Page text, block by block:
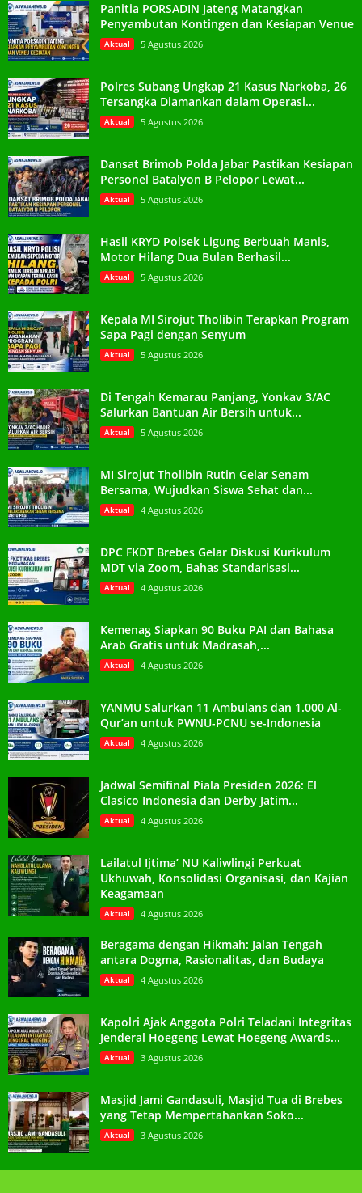
Panitia PORSADIN Jateng Matangkan
Penyambutan Kontingen dan Kesiapan Venue
Aktual 5 Agustus 2026
Polres Subang Ungkap 21 Kasus Narkoba, 26
Tersangka Diamankan dalam Operasi...
Aktual 5 Agustus 2026
Dansat Brimob Polda Jabar Pastikan Kesiapan
Personel Batalyon B Pelopor Lewat...
Aktual 5 Agustus 2026
Hasil KRYD Polsek Ligung Berbuah Manis,
Motor Hilang Dua Bulan Berhasil...
Aktual 5 Agustus 2026
Kepala MI Sirojut Tholibin Terapkan Program
Sapa Pagi dengan Senyum
Aktual 5 Agustus 2026
Di Tengah Kemarau Panjang, Yonkav 3/AC
Salurkan Bantuan Air Bersih untuk...
Aktual 5 Agustus 2026
MI Sirojut Tholibin Rutin Gelar Senam
Bersama, Wujudkan Siswa Sehat dan...
Aktual 4 Agustus 2026
DPC FKDT Brebes Gelar Diskusi Kurikulum
MDT via Zoom, Bahas Standarisasi...
Aktual 4 Agustus 2026
Kemenag Siapkan 90 Buku PAI dan Bahasa
Arab Gratis untuk Madrasah,...
Aktual 4 Agustus 2026
YANMU Salurkan 11 Ambulans dan 1.000 Al-
Qur’an untuk PWNU-PCNU se-Indonesia
Aktual 4 Agustus 2026
Jadwal Semifinal Piala Presiden 2026: El
Clasico Indonesia dan Derby Jatim...
Aktual 4 Agustus 2026
Lailatul Ijtima’ NU Kaliwlingi Perkuat
Ukhuwah, Konsolidasi Organisasi, dan Kajian
Keagamaan
Aktual 4 Agustus 2026
Beragama dengan Hikmah: Jalan Tengah
antara Dogma, Rasionalitas, dan Budaya
Aktual 4 Agustus 2026
Kapolri Ajak Anggota Polri Teladani Integritas
Jenderal Hoegeng Lewat Hoegeng Awards...
Aktual 3 Agustus 2026
Masjid Jami Gandasuli, Masjid Tua di Brebes
yang Tetap Mempertahankan Soko...
Aktual 3 Agustus 2026